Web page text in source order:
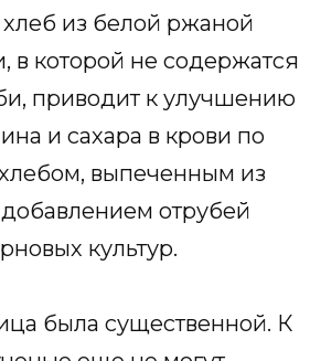
хлеб из белой ржаной
в которой не содержатся
приводит к улучшению
и сахара в крови по
выпеченным из
отрубей
культур.
была существенной. К